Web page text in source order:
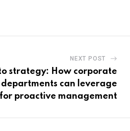
NEXT POST
strategy: How corporate
can leverage
proactive management